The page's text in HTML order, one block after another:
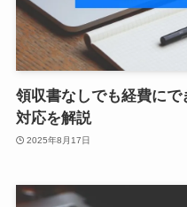
領収書なしでも経費に
対応を解説
2025年8月17日